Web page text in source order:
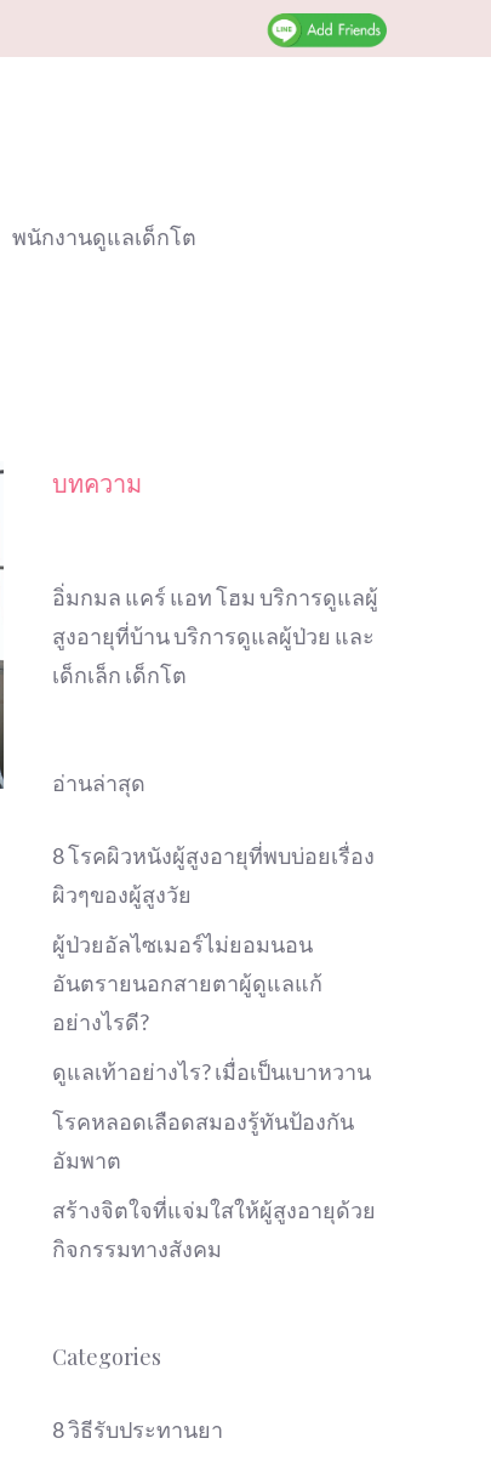
พนักงานดูแลเด็กโต
บทความ
อิ่มกมล แคร์ แอท โฮม บริการดูแลผู้
สูงอายุที่บ้าน บริการดูแลผู้ป่วย และ
เด็กเล็ก เด็กโต
อ่านล่าสุด
8 โรคผิวหนังผู้สูงอายุที่พบบ่อยเรื่อง
ผิวๆของผู้สูงวัย
ผู้ป่วยอัลไซเมอร์ไม่ยอมนอน
อันตรายนอกสายตาผู้ดูแลแก้
อย่างไรดี?
ดูแลเท้าอย่างไร? เมื่อเป็นเบาหวาน
โรคหลอดเลือดสมองรู้ทันป้องกัน
อัมพาต
สร้างจิตใจที่แจ่มใสให้ผู้สูงอายุด้วย
กิจกรรมทางสังคม
Categories
8 วิธีรับประทานยา